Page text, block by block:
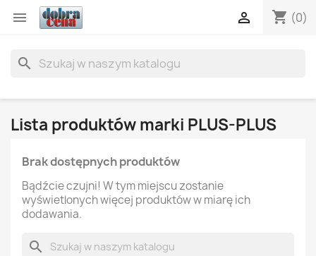
 shopping_cart (0)

search
Lista produktów marki PLUS-PLUS
Brak dostępnych produktów
Bądźcie czujni! W tym miejscu zostanie
wyświetlonych więcej produktów w miarę ich
dodawania.
search